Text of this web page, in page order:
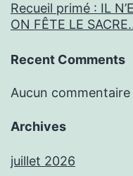
Recueil primé : IL
ON FÊTE LE
Recent Comments
Aucun
Archives
juillet 2026